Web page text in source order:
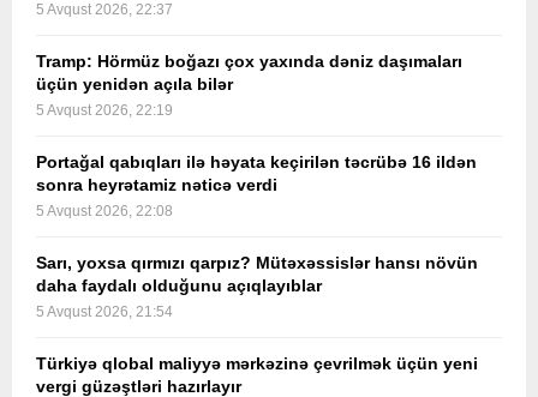
5 Avqust 2026, 22:37
Tramp: Hörmüz boğazı çox yaxında dəniz daşımaları
üçün yenidən açıla bilər
5 Avqust 2026, 22:19
Portağal qabıqları ilə həyata keçirilən təcrübə 16 ildən
sonra heyrətamiz nəticə verdi
5 Avqust 2026, 22:08
Sarı, yoxsa qırmızı qarpız? Mütəxəssislər hansı növün
daha faydalı olduğunu açıqlayıblar
5 Avqust 2026, 21:54
Türkiyə qlobal maliyyə mərkəzinə çevrilmək üçün yeni
vergi güzəştləri hazırlayır